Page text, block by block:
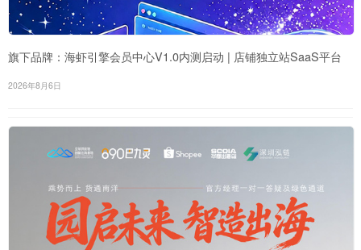
旗下品牌：海虾引擎会员中心V1.0内测启动 | 店铺独立站SaaS平台
2026年8月6日